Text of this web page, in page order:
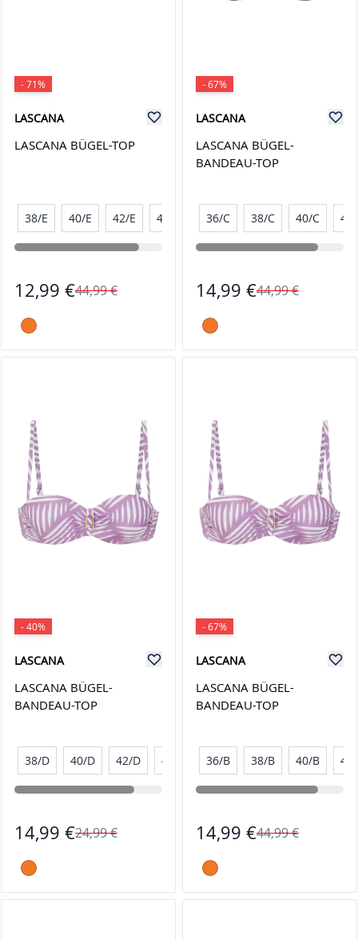
- 71%
LASCANA
LASCANA BÜGEL-TOP
38/E 40/E 42/E 44/E
12,99 €44,99 €
- 67%
LASCANA
LASCANA BÜGEL-
BANDEAU-TOP
36/C 38/C 40/C
14,99 €44,99 €
- 40%
LASCANA
LASCANA BÜGEL-
BANDEAU-TOP
38/D 40/D 42/D 44/D
14,99 €24,99 €
- 67%
LASCANA
LASCANA BÜGEL-
BANDEAU-TOP
36/B 38/B 40/B
14,99 €44,99 €